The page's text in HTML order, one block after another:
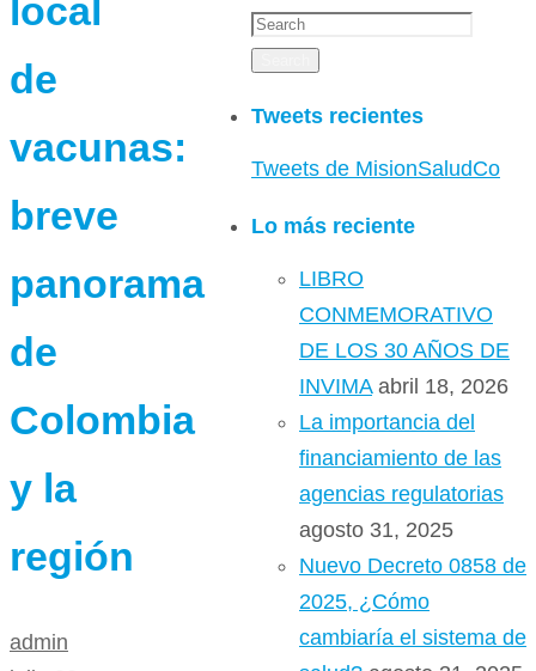
local
de
vacunas:
breve
panorama
de
Colombia
y la
región
admin
Tweets recientes
Tweets de MisionSaludCo
Lo más reciente
LIBRO
CONMEMORATIVO
DE LOS 30 AÑOS DE
INVIMA abril 18, 2026
La importancia del
financiamiento de las
agencias regulatorias
agosto 31, 2025
Nuevo Decreto 0858 de
2025, ¿Cómo
cambiaría el sistema de